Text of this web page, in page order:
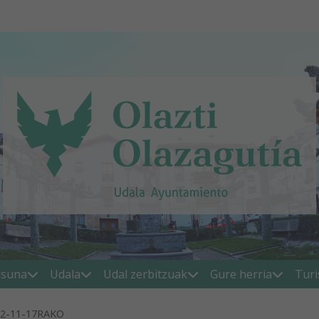
Udala Udal zerbitzuak Gure herria
11-17RAKO